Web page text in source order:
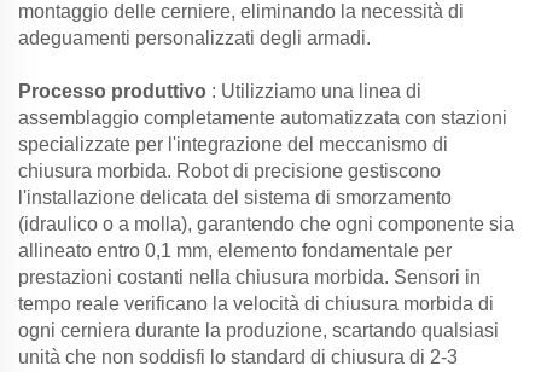
montaggio delle cerniere, eliminando la necessità di
adeguamenti personalizzati degli armadi.
Processo produttivo : Utilizziamo una linea di
assemblaggio completamente automatizzata con stazioni
specializzate per l'integrazione del meccanismo di
chiusura morbida. Robot di precisione gestiscono
l'installazione delicata del sistema di smorzamento
(idraulico o a molla), garantendo che ogni componente sia
allineato entro 0,1 mm, elemento fondamentale per
prestazioni costanti nella chiusura morbida. Sensori in
tempo reale verificano la velocità di chiusura morbida di
ogni cerniera durante la produzione, scartando qualsiasi
unità che non soddisfi lo standard di chiusura di 2-3